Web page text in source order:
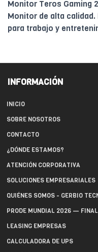
Monitor Teros Gaming
Monitor de alta
para trabajo y
INFORMACIÓN
INICIO
SOBRE NOSOTROS
CONTACTO
¿DÓNDE ESTAMOS?
ATENCIÓN CORPORATIVA
SOLUCIONES EMPRESARIALES
QUIÉNES SOMOS - GERBIO
PRODE MUNDIAL 2026 —
LEASING EMPRESAS
CALCULADORA DE UPS